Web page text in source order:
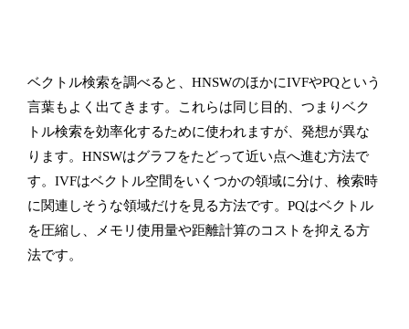
ベクトル検索を調べると、HNSWのほかにIVFやPQという
言葉もよく出てきます。これらは同じ目的、つまりベク
トル検索を効率化するために使われますが、発想が異な
ります。HNSWはグラフをたどって近い点へ進む方法で
す。IVFはベクトル空間をいくつかの領域に分け、検索時
に関連しそうな領域だけを見る方法です。PQはベクトル
を圧縮し、メモリ使用量や距離計算のコストを抑える方
法です。